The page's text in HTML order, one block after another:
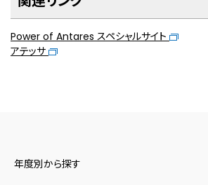
Power of Antares スペシャルサイト
アテッサ
年度別から探す